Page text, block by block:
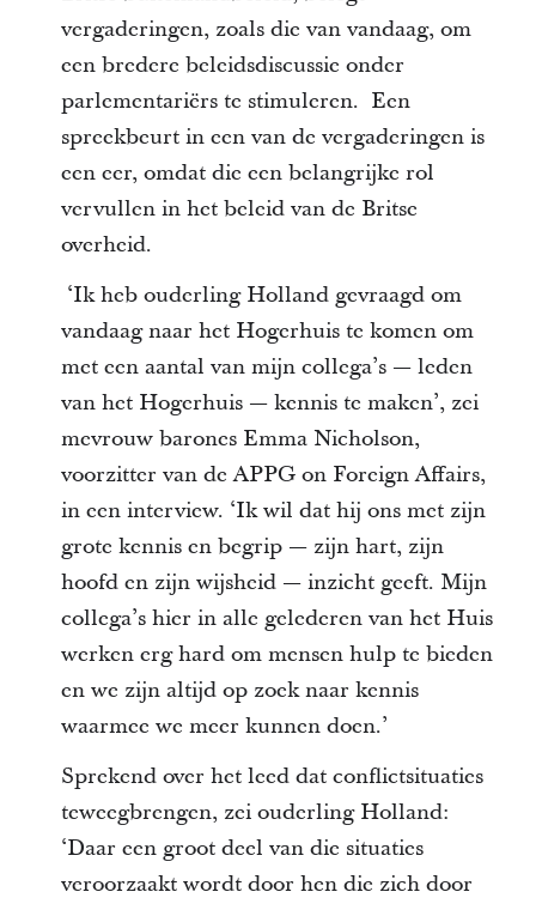
vergaderingen, zoals die van vandaag, om
een bredere beleidsdiscussie onder
parlementariërs te stimuleren. Een
spreekbeurt in een van de vergaderingen is
een eer, omdat die een belangrijke rol
vervullen in het beleid van de Britse
overheid.
‘Ik heb ouderling Holland gevraagd om
vandaag naar het Hogerhuis te komen om
met een aantal van mijn collega’s — leden
van het Hogerhuis — kennis te maken’, zei
mevrouw barones Emma Nicholson,
voorzitter van de APPG on Foreign Affairs,
in een interview. ‘Ik wil dat hij ons met zijn
grote kennis en begrip — zijn hart, zijn
hoofd en zijn wijsheid — inzicht geeft. Mijn
collega’s hier in alle gelederen van het Huis
werken erg hard om mensen hulp te bieden
en we zijn altijd op zoek naar kennis
waarmee we meer kunnen doen.’
Sprekend over het leed dat conflictsituaties
teweegbrengen, zei ouderling Holland:
‘Daar een groot deel van die situaties
veroorzaakt wordt door hen die zich door